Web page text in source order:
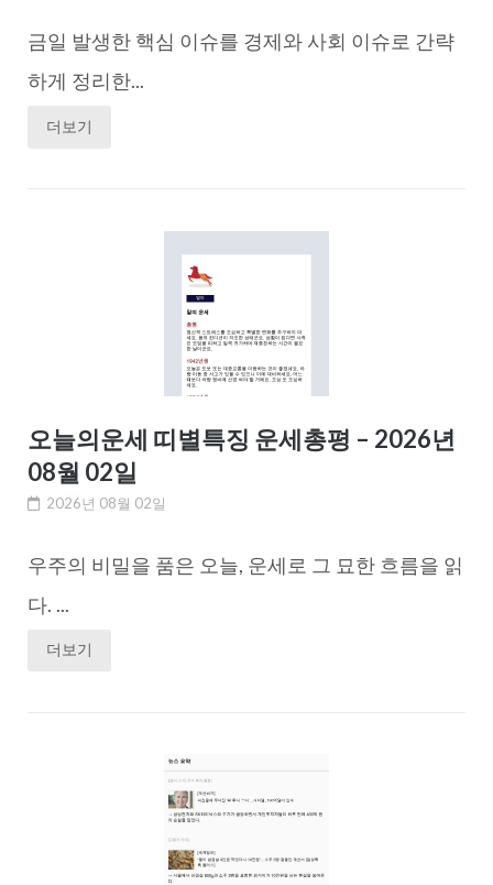
금일 발생한 핵심 이슈를 경제와 사회 이슈로 간략
하게 정리한...
더보기
오늘의운세 띠별특징 운세총평 – 2026년
08월 02일
2026년 08월 02일
우주의 비밀을 품은 오늘, 운세로 그 묘한 흐름을 읽
다. ...
더보기